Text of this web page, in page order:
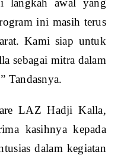
langkah awal yang
ini masih terus
Kami siap untuk
sebagai mitra dalam
Tandasnya.
LAZ Hadji Kalla,
kasihnya kepada
dalam kegiatan